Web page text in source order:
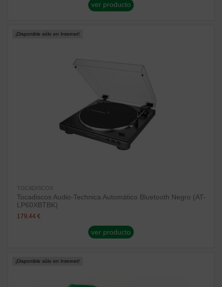
ver producto
¡Disponible sólo en Internet!
TOCADISCOS
Tocadiscos Audio-Technica Automático Bluetooth Negro (AT-
LP60XBTBK)
179,44 €
ver producto
¡Disponible sólo en Internet!